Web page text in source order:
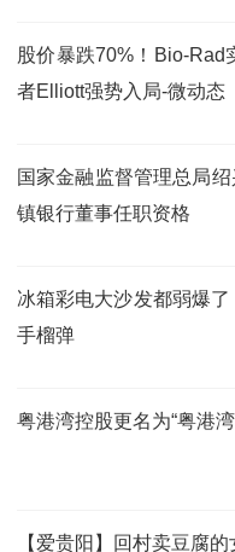
股价暴跌70%！Bio-Rad
者Elliott强势入局-微动态
国家金融监督管理总局
镇银行董事任职资格
冰箱彩电大沙发都弱爆
手榴弹
粤港湾控股更名为“粤港
【爱贵阳】回村卖豆腐